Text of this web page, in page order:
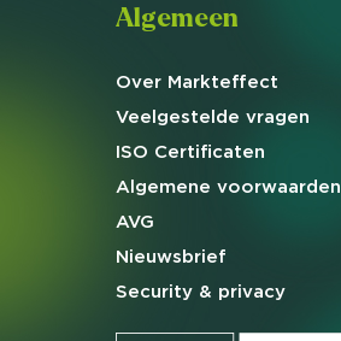
Algemeen
Over Markteffect
Veelgestelde vragen
ISO Certificaten
Algemene voorwaarden
AVG
Nieuwsbrief
Security & privacy